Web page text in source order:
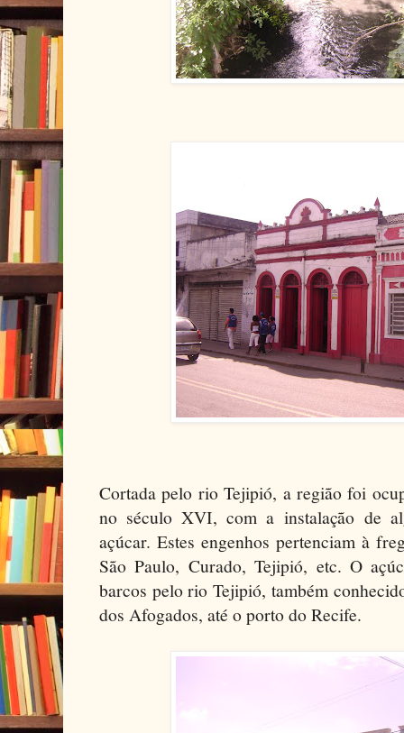
Cortada pelo rio Tejipió, a região foi
no século XVI, com a instalação de
açúcar. Estes engenhos pertenciam à
São Paulo, Curado, Tejipió, etc. O
barcos pelo rio Tejipió, também
dos Afogados, até o porto do Recife.